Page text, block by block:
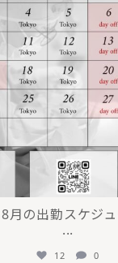
月の出勤スケジ
...
12 0